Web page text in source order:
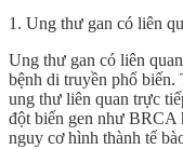
1. Ung thư gan có liên
Ung thư gan có liên
bệnh di truyền phổ biến.
ung thư liên quan trực
đột biến gen như BRCA
nguy cơ hình thành tế